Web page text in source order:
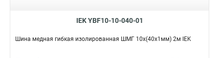
10x155x08мм
IEK YBF10-10-040-01
Шина медная гибкая изолированная ШМГ 10x(40x1мм) 2м IEK